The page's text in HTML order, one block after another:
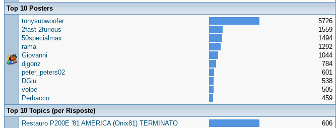
Top 10 Posters
tonysubwoofer
5726
2fast 2furious
1559
50specialmax
1494
rama
1292
Giovanni
1044
djgonz
784
peter_peters02
601
DGiu
538
volpe
505
Perbacco
459
Top 10 Topics (per Risposte)
Restauro P200E '81 AMERICA (Onix81) TERMINATO
606